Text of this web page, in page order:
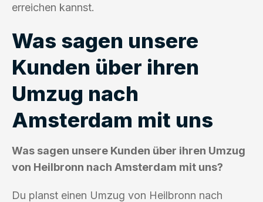
erreichen kannst.
Was sagen unsere
Kunden über ihren
Umzug nach
Amsterdam mit uns
Was sagen unsere Kunden über ihren Umzug
von Heilbronn nach Amsterdam mit uns?
Du planst einen Umzug von Heilbronn nach